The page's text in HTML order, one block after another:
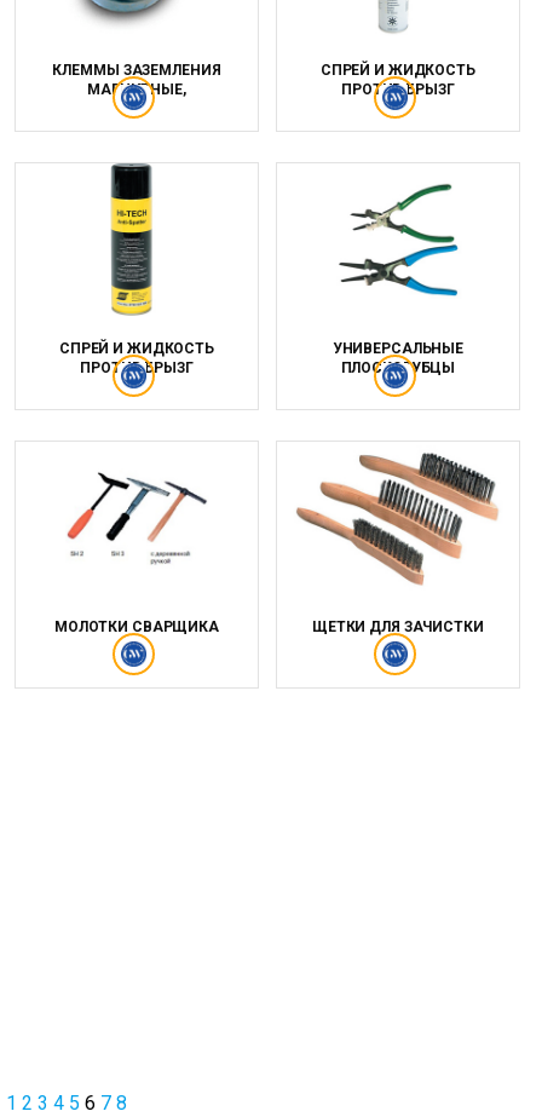
КЛЕММЫ ЗАЗЕМЛЕНИЯ
МАГНИТНЫЕ,
СПРЕЙ И ЖИДКОСТЬ
ПРОТИВ БРЫЗГ
СПРЕЙ И ЖИДКОСТЬ
ПРОТИВ БРЫЗГ
УНИВЕРСАЛЬНЫЕ
ПЛОСКОГУБЦЫ
МОЛОТКИ СВАРЩИКА ЩЕТКИ ДЛЯ ЗАЧИСТКИ
1 2 3 4 5 6 7 8